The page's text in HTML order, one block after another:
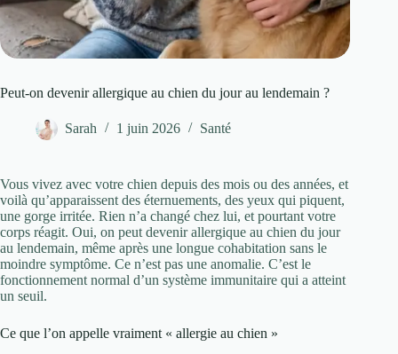
Peut-on devenir allergique au chien du jour au lendemain ?
Sarah 1 juin 2026 Santé
Vous vivez avec votre chien depuis des mois ou des années, et
voilà qu’apparaissent des éternuements, des yeux qui piquent,
une gorge irritée. Rien n’a changé chez lui, et pourtant votre
corps réagit. Oui, on peut devenir allergique au chien du jour
au lendemain, même après une longue cohabitation sans le
moindre symptôme. Ce n’est pas une anomalie. C’est le
fonctionnement normal d’un système immunitaire qui a atteint
un seuil.
Ce que l’on appelle vraiment « allergie au chien »